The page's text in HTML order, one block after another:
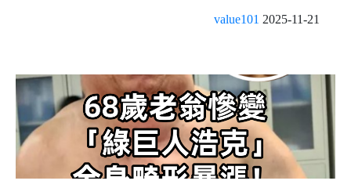
value101 2025-11-21